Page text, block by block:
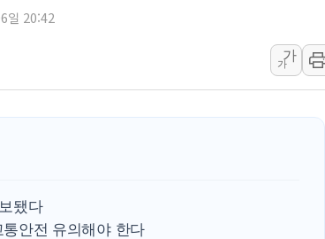
이란 핵심 원유 수출항 '하르그섬', 최근 1주일 이상 '
[AI MY 뉴스] 뉴욕 반도체주 프리뷰...美 고용 쇼크에
뉴욕증시 프리뷰, 美 고용 쇼크에 금리 인상 우려 후
[종합] 美 7월 고용 2만3000명 감소 '쇼크'…9월 금리
보훈부, 미 DPAA와 MOU… "6·25 미군 실종자 7359
트럼프 "금리 내려야"…파월 때와 달리 워시엔 톤 낮춰
일 20:42
가
가
됐다
안전 유의해야 한다